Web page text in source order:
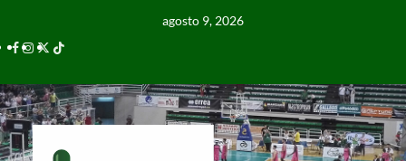
agosto 9, 2026